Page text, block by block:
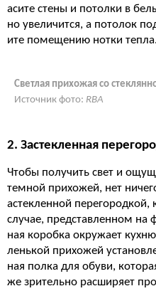
асите стены и потолки в
но увеличится, а потолок
ите помещению нотки тепла.
Светлая прихожая со
Источник фото: RBA
2. Застекленная
Чтобы получить свет и
темной прихожей, нет
астекленной перегородкой,
случае, представленном на
ная коробка окружает
ленькой прихожей
ная полка для обуви,
же зрительно расширяет